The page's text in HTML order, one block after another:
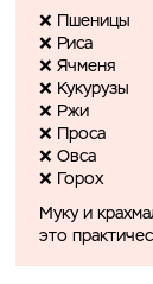
❌ Пшеницы
❌ Риса
❌ Ячменя
❌ Кукурузы
❌ Ржи
❌ Проса
❌ Овса
❌ Горох
Муку и
это